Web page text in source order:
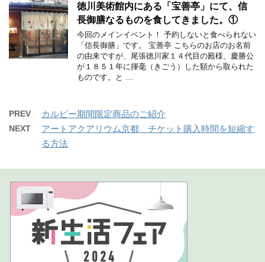
徳川美術館内にある「宝善亭」にて、信
長御膳なるものを食してきました。①
今回のメインイベント！ 予約しないと食べられない
「信長御膳」です。 宝善亭 こちらのお店のお名前
の由来ですが、尾張徳川家１４代目の殿様、慶勝公
が１８５１年に揮毫（きごう）した額から取られた
ものです。と …
PREV カルビー期間限定商品のご紹介
NEXT
アートアクアリウム京都 チケット購入時間を短縮す
る方法